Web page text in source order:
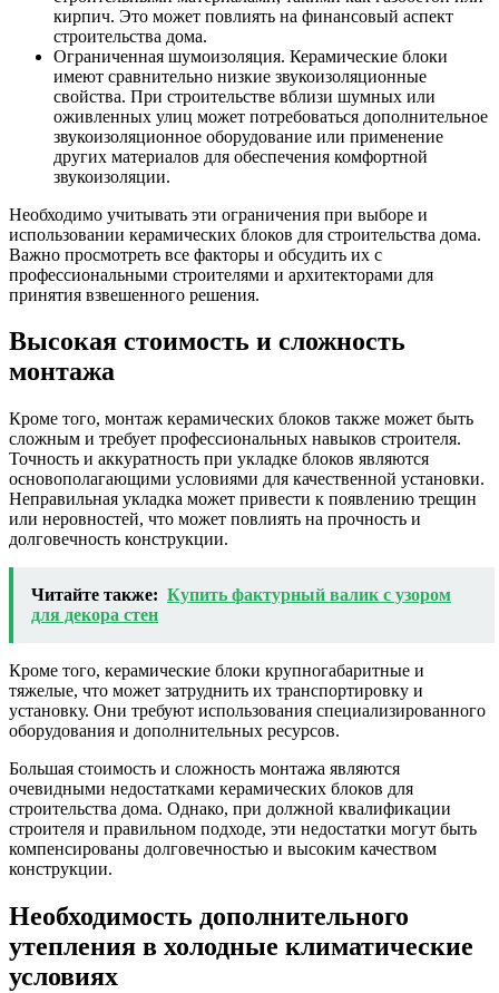
кирпич. Это может повлиять на финансовый аспект
строительства дома.
Ограниченная шумоизоляция. Керамические блоки
имеют сравнительно низкие звукоизоляционные
свойства. При строительстве вблизи шумных или
оживленных улиц может потребоваться дополнительное
звукоизоляционное оборудование или применение
других материалов для обеспечения комфортной
звукоизоляции.
Необходимо учитывать эти ограничения при выборе и
использовании керамических блоков для строительства дома.
Важно просмотреть все факторы и обсудить их с
профессиональными строителями и архитекторами для
принятия взвешенного решения.
Высокая стоимость и сложность
монтажа
Кроме того, монтаж керамических блоков также может быть
сложным и требует профессиональных навыков строителя.
Точность и аккуратность при укладке блоков являются
основополагающими условиями для качественной установки.
Неправильная укладка может привести к появлению трещин
или неровностей, что может повлиять на прочность и
долговечность конструкции.
Читайте также: Купить фактурный валик с узором
для декора стен
Кроме того, керамические блоки крупногабаритные и
тяжелые, что может затруднить их транспортировку и
установку. Они требуют использования специализированного
оборудования и дополнительных ресурсов.
Большая стоимость и сложность монтажа являются
очевидными недостатками керамических блоков для
строительства дома. Однако, при должной квалификации
строителя и правильном подходе, эти недостатки могут быть
компенсированы долговечностью и высоким качеством
конструкции.
Необходимость дополнительного
утепления в холодные климатические
условиях